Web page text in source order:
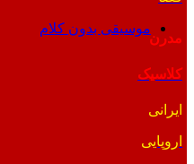
موسیقی بدون کلام
مدرن
کلاسیک
ایرانی
اروپایی